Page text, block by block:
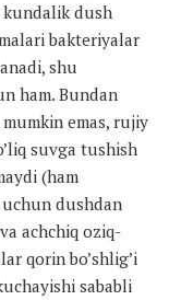
dush
bakteriyalar
shu
ham. Bundan
emas, rujiy
suvga tushish
(ham
dushdan
achchiq oziq-
qorin bo’shlig’i
sababli